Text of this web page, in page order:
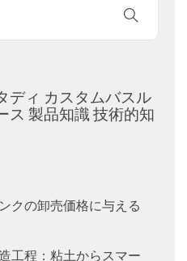
ディ カスタムバスル
ス 製品知識 技術的知
クの卸売価格に与える
工程：粘土からスマー